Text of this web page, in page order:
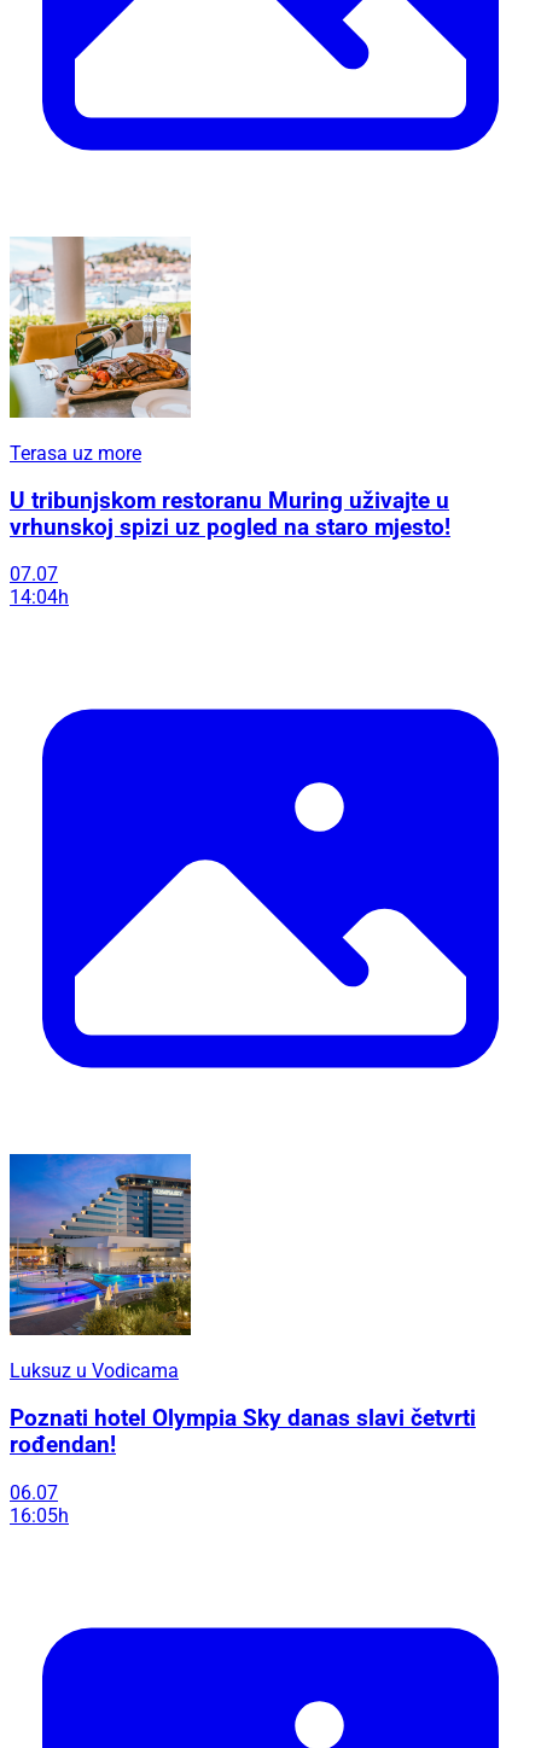
Terasa uz more
U tribunjskom restoranu Muring uživajte u
vrhunskoj spizi uz pogled na staro mjesto!
07.07
14:04h
Luksuz u Vodicama
Poznati hotel Olympia Sky danas slavi četvrti
rođendan!
06.07
16:05h